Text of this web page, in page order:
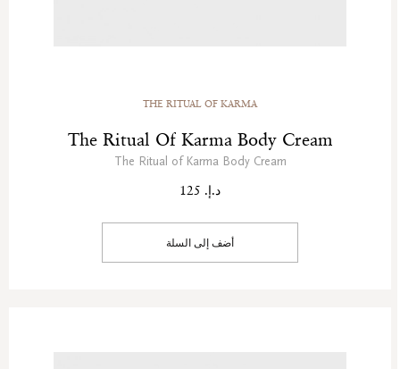
THE RITUAL OF KARMA
The Ritual Of Karma Body Cream
The Ritual of Karma Body Cream
د.إ. 125
أضف إلى السلة